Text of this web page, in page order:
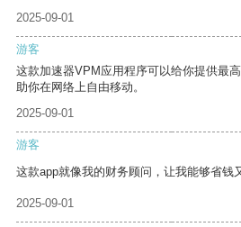
2025-09-01
游客
这款加速器VPM应用程序可以给你提供最
助你在网络上自由移动。
2025-09-01
游客
这款app就像我的财务顾问，让我能够省钱
2025-09-01